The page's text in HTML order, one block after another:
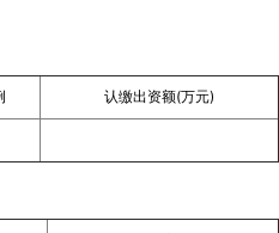
认缴出资额(万元)